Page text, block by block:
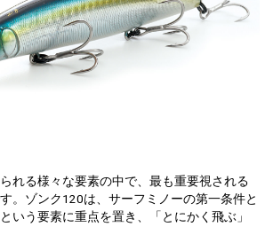
れる様々な要素の中で、最も重要視される
。ゾンク120は、サーフミノーの第一条件と
いう要素に重点を置き、「とにかく飛ぶ」